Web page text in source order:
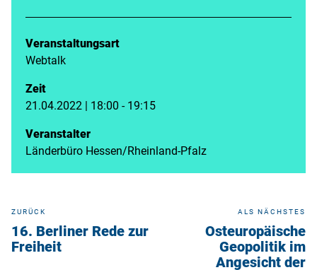
Veranstaltungsart
Webtalk
Zeit
21.04.2022 | 18:00 - 19:15
Veranstalter
Länderbüro Hessen/Rheinland-Pfalz
ZURÜCK
16. Berliner Rede zur
Freiheit
ALS NÄCHSTES
Osteuropäische
Geopolitik im
Angesicht der